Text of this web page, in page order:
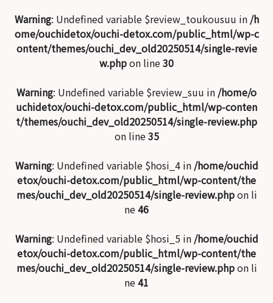
Warning: Undefined variable $review_toukousuu in /h
ome/ouchidetox/ouchi-detox.com/public_html/wp-c
ontent/themes/ouchi_dev_old20250514/single-revie
w.phpon line30
Warning: Undefined variable $review_suu in /home/o
uchidetox/ouchi-detox.com/public_html/wp-conten
t/themes/ouchi_dev_old20250514/single-review.php
on line35
Warning: Undefined variable $hosi_4 in /home/ouchid
etox/ouchi-detox.com/public_html/wp-content/the
mes/ouchi_dev_old20250514/single-review.phpon li
ne46
Warning: Undefined variable $hosi_5 in /home/ouchid
etox/ouchi-detox.com/public_html/wp-content/the
mes/ouchi_dev_old20250514/single-review.phpon li
ne41